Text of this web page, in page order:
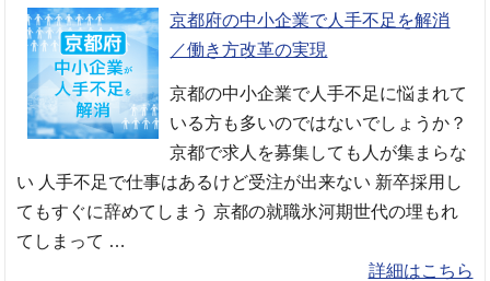
京都府の中小企業で人手不足を解消
／働き方改革の実現
京都の中小企業で人手不足に悩まれて
いる方も多いのではないでしょうか？
京都で求人を募集しても人が集まらな
い 人手不足で仕事はあるけど受注が出来ない 新卒採用し
てもすぐに辞めてしまう 京都の就職氷河期世代の埋もれ
てしまって …
詳細はこちら